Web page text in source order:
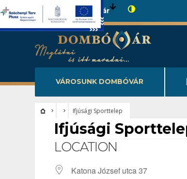
Városunk Dombóvár
VÁROSUNK DOMBÓVÁR
Ifjúsági Sporttelep
Ifjúsági
LOCATION
Katona József utca 37